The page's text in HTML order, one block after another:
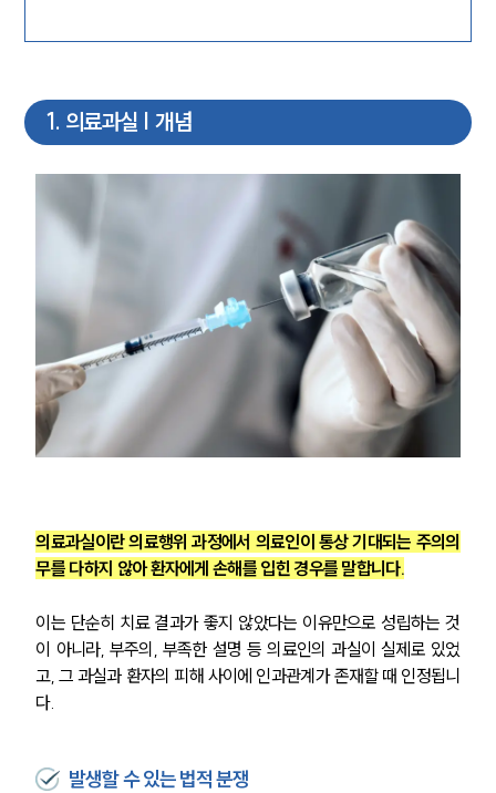
1 . 의료과실 | 개념
의료과실이란 의료행위 과정에서 의료인이 통상 기대되는 주의의
무를 다하지 않아 환자에게 손해를 입힌 경우를 말합니다.
이는 단순히 치료 결과가 좋지 않았다는 이유만으로 성립하는 것
이 아니라, 부주의, 부족한 설명 등 의료인의 과실이 실제로 있었
고, 그 과실과 환자의 피해 사이에 인과관계가 존재할 때 인정됩니
다.
발생할 수 있는 법적 분쟁